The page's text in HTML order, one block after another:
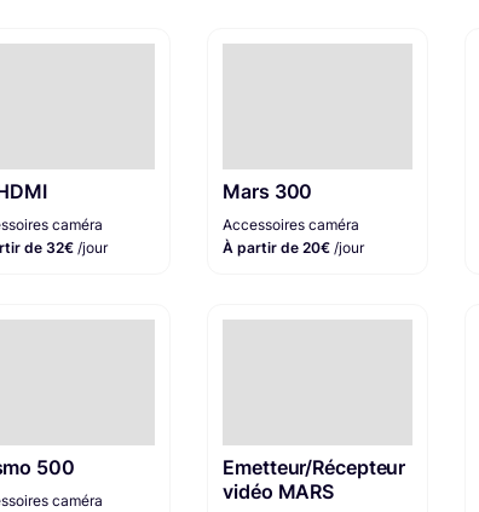
caméra
de 32€ /jour
Mars 300
Accessoires caméra
À partir de 20€/jour
500
caméra
Emetteur/Récepteur
vidéo MARS